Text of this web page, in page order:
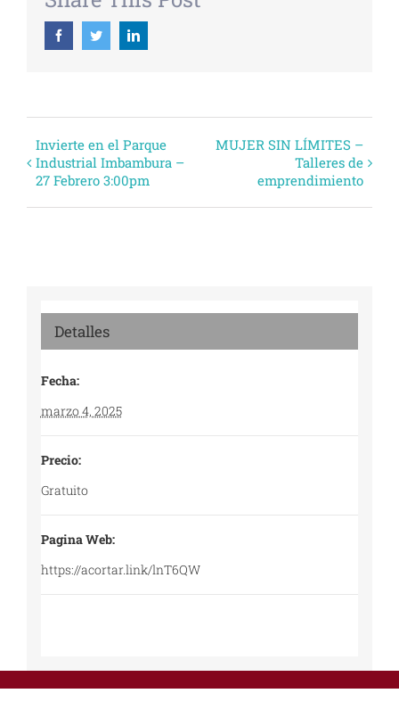
FacebookTwitterLinkedin
Evento
Navegación
Invierte en el Parque
Industrial Imbambura –
27 Febrero 3:00pm
MUJER SIN LÍMITES –
Talleres de
emprendimiento
Detalles
Fecha:
marzo 4, 2025
Precio:
Gratuito
Pagina Web:
https://acortar.link/lnT6QW